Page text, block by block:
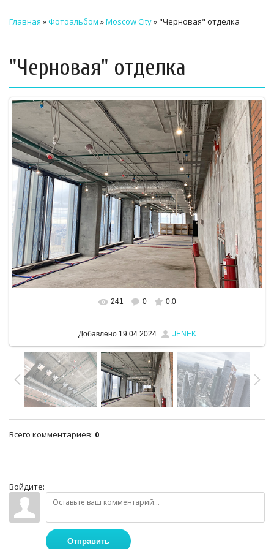
СТРОИТЕЛЬНЫЙ КОНТРОЛЬ
СТРОИТЕЛЬНЫЙ АУДИТ
ЭКСПЛУАТАЦИЯ
НОРМАТИВНЫЕ ДОКУМЕНТЫ
О НАС
ПРЕССА
РЕЕСТРЫ
Главная »Фотоальбом »Moscow City» "Черновая" отделка
"Черновая" отделка
241 0 0.0
Добавлено19.04.2024 JENEK
Всего комментариев: 0
Войдите:
Отправить